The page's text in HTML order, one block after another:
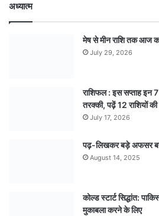
अध्यात्म
मेष से मीन राशि तक आज
July 29, 2026
राशिफल : इस सप्ताह इन 7
तरक्की, पढ़ें 12 राशियों की
July 17, 2026
पढ़-लिखकर बड़े अफसर
August 14, 2025
कोल्ड स्टार्ट सिद्धांत:
मुकाबला करने के लिए